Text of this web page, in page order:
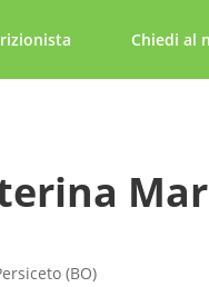
Chiedi al
(BO)